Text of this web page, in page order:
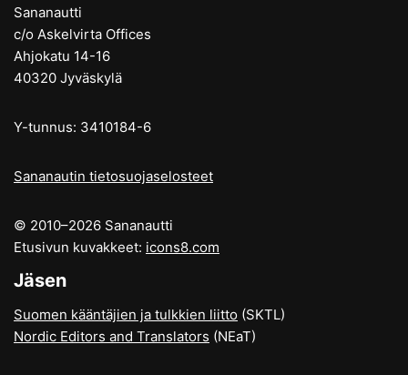
Sananautti
c/o Askelvirta Offices
Ahjokatu 14-16
40320 Jyväskylä
Y-tunnus: 3410184-6
Sananautin tietosuojaselosteet
© 2010–2026 Sananautti
Etusivun kuvakkeet: icons8.com
Jäsen
Suomen kääntäjien ja tulkkien liitto (SKTL)
Nordic Editors and Translators (NEaT)